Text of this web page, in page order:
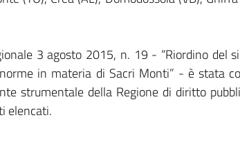
3 agosto 2015, n. 19 - “Riordino del
in materia di Sacri Monti” - è stata
strumentale della Regione di diritto
elencati.